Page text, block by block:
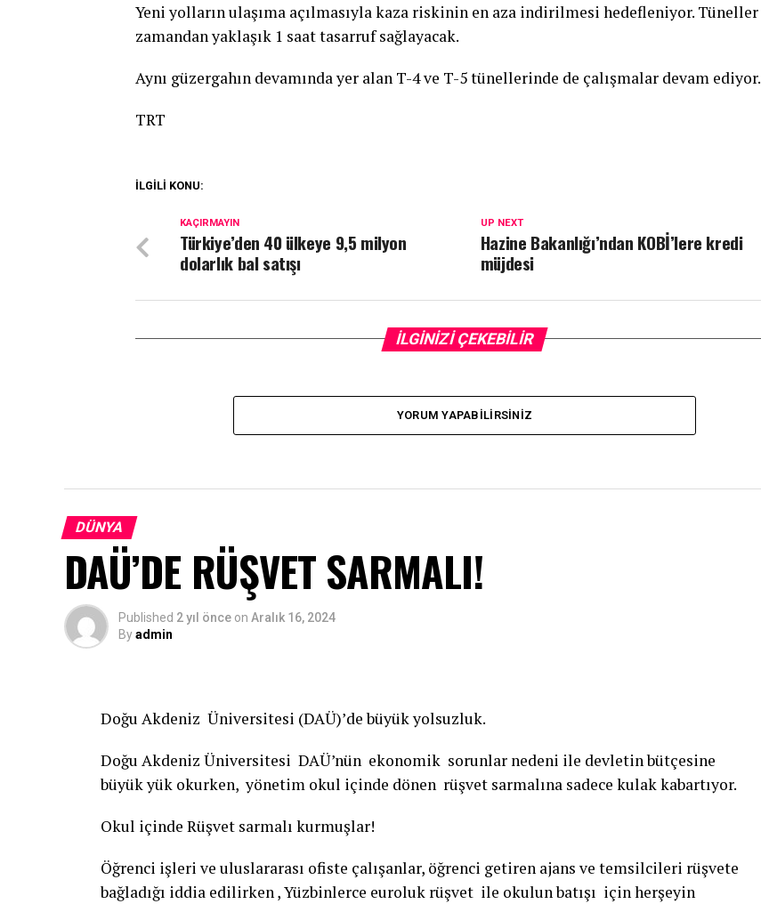
Yeni yolların ulaşıma açılmasıyla kaza riskinin en aza indirilmesi hedefleniyor. Tüneller
zamandan yaklaşık 1 saat tasarruf sağlayacak.
Aynı güzergahın devamında yer alan T-4 ve T-5 tünellerinde de çalışmalar devam ediyor.
TRT
İLGİLİ KONU:
UP NEXT
Hazine Bakanlığı’ndan KOBİ’lere kredi
müjdesi
KAÇIRMAYIN
Türkiye’den 40 ülkeye 9,5 milyon
dolarlık bal satışı
İLGİNİZİ ÇEKEBİLİR
YORUM YAPABILIRSINIZ
DÜNYA
DAÜ’DE RÜŞVET SARMALI!
Published 2 yıl önce on Aralık 16, 2024
Byadmin
Doğu Akdeniz Üniversitesi (DAÜ)’de büyük yolsuzluk.
Doğu Akdeniz Üniversitesi DAÜ’nün ekonomik sorunlar nedeni ile devletin bütçesine
büyük yük okurken, yönetim okul içinde dönen rüşvet sarmalına sadece kulak kabartıyor.
Okul içinde Rüşvet sarmalı kurmuşlar!
Öğrenci işleri ve uluslararası ofiste çalışanlar, öğrenci getiren ajans ve temsilcileri rüşvete
bağladığı iddia edilirken , Yüzbinlerce euroluk rüşvet ile okulun batışı için herşeyin